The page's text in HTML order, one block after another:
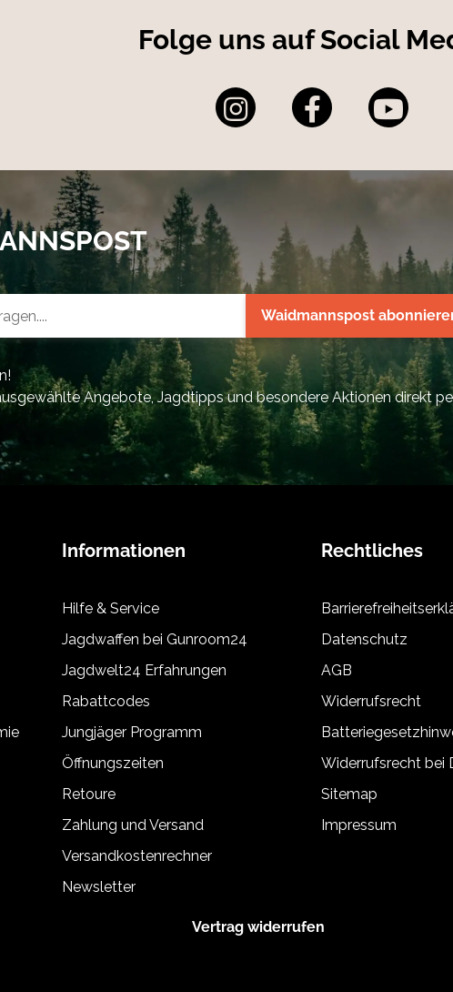
Folge uns auf Social
Waidmannspost
Angebote, Jagdtipps und besondere Aktionen direkt
Informationen
Hilfe & Service
Jagdwaffen bei Gunroom24
Jagdwelt24 Erfahrungen
Rabattcodes
Jungjäger Programm
Öffnungszeiten
Retoure
Zahlung und Versand
Versandkostenrechner
Newsletter
Rechtliches
Datenschutz
AGB
Widerrufsrecht
Widerrufsrecht bei
Sitemap
Impressum
Vertrag widerrufen